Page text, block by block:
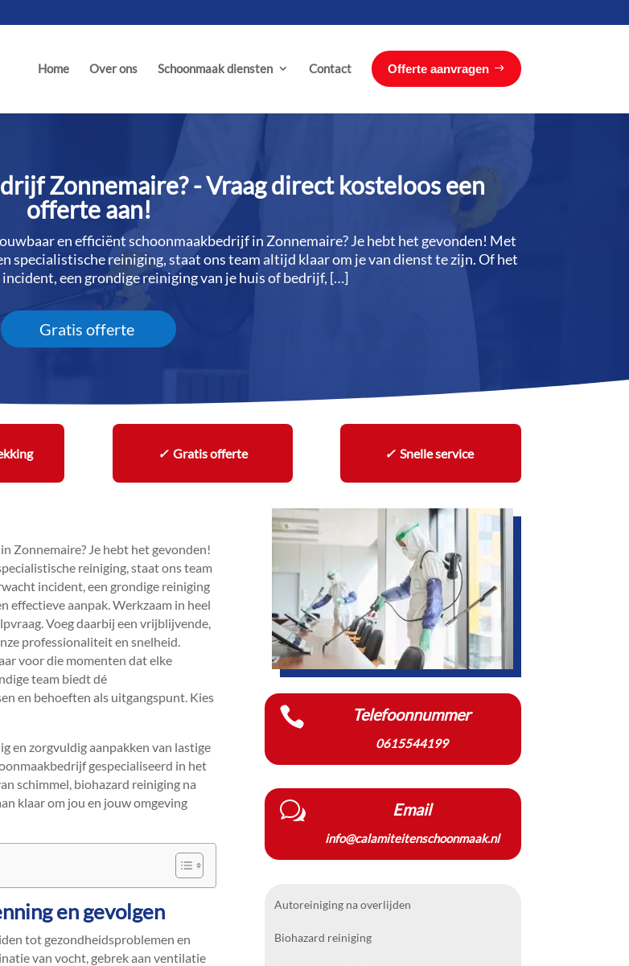
Home Over ons Schoonmaak diensten Contact Offerte aanvragen
Zonnemaire? - Vraag direct kosteloos een
offerte aan!
en efficiënt schoonmaakbedrijf in Zonnemaire? Je hebt het gevonden! Met
specialistische reiniging, staat ons team altijd klaar om je van dienst te zijn.​ Of het
een grondige reiniging van je huis of bedrijf, […]
Gratis offerte
✓Gratis offerte ✓Snelle service
Zonnemaire? Je hebt het gevonden!
reiniging, staat ons team
incident, een grondige reiniging
effectieve aanpak.​ Werkzaam in heel
Voeg daarbij een vrijblijvende,
professionaliteit en snelheid.​
voor die momenten dat elke
team biedt dé
en behoeften als uitgangspunt.​ Kies
en zorgvuldig aanpakken van lastige
gespecialiseerd in het
schimmel, biohazard reiniging na
klaar om jou en jouw omgeving
en gevolgen
tot gezondheidsproblemen en
van vocht, gebrek aan ventilatie
 Telefoonnummer
0615544199
w Email
info@calamiteitenschoonmaak.nl
Autoreiniging na overlijden
Biohazard reiniging